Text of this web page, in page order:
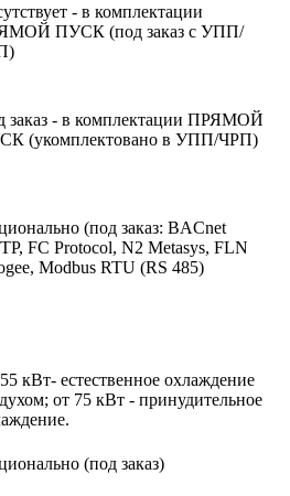
- в комплектации
ПУСК (под заказ с УПП/
заказ - в комплектации ПРЯМОЙ
(укомплектовано в УПП/ЧРП)
(под заказ: BACnet
FC Protocol, N2 Metasys, FLN
Modbus RTU (RS 485)
кВт- естественное охлаждение
от 75 кВт - принудительное
(под заказ)